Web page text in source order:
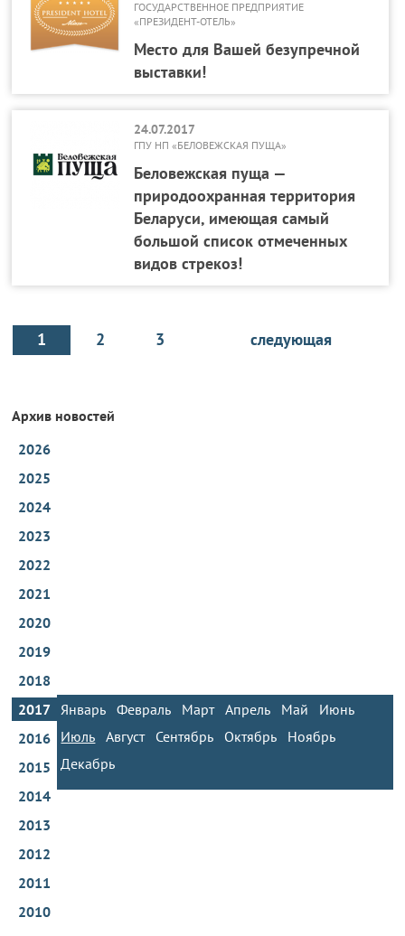
ГОСУДАРСТВЕННОЕ ПРЕДПРИЯТИЕ
«ПРЕЗИДЕНТ-ОТЕЛЬ»
Место для Вашей безупречной
выставки!
24.07.2017
ГПУ НП «БЕЛОВЕЖСКАЯ ПУЩА»
Беловежская пуща —
природоохранная территория
Беларуси, имеющая самый
большой список отмеченных
видов стрекоз!
1 2 3 следующая
Архив новостей
2026
2025
2024
2023
2022
2021
2020
2019
2018
2017 Январь Февраль Март Апрель Май
Июнь
Июль
Август Сентябрь Октябрь
Ноябрь
Декабрь
2016
2015
2014
2013
2012
2011
2010